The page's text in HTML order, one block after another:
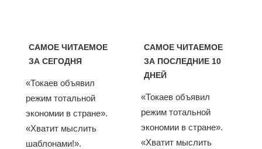
САМОЕ ЧИТАЕМОЕ
ЗА СЕГОДНЯ
«Токаев объявил
режим тотальной
экономии в стране».
«Хватит мыслить
шаблонами!».
САМОЕ ЧИТАЕМОЕ
ЗА ПОСЛЕДНИЕ 10
ДНЕЙ
«Токаев объявил
режим тотальной
экономии в стране».
«Хватит мыслить